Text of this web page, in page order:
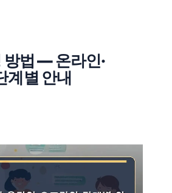
법 — 온라인·
계별 안내